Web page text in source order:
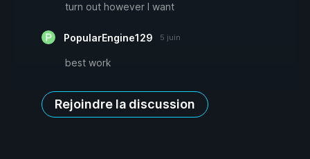
turn out however I want
PopularEngine129 5 juin
best work
Rejoindre la discussion